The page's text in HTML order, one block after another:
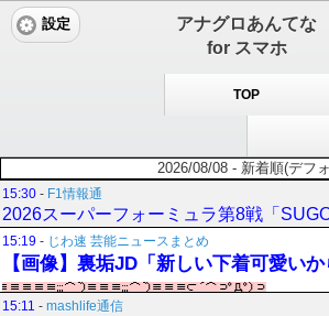
アナグロあんてな
for スマホ
設定
TOP
2026/08/08 - 新着順(デフ
15:30 - F1情報通
2026スーパーフォーミュラ第8戦「
15:19 - じわ速 芸能ニュースまとめ
【画像】裏垢JD「新しい下着可愛い
15:11 - mashlife通信